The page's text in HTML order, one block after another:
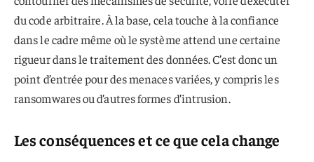
du code arbitraire. À la base, cela touche à la confiance
dans le cadre même où le système attend une certaine
rigueur dans le traitement des données. C’est donc un
point d’entrée pour des menaces variées, y compris les
ransomwares ou d’autres formes d’intrusion.
Les conséquences et ce que cela change